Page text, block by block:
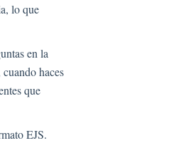
lo que
en la
haces
que
EJS.